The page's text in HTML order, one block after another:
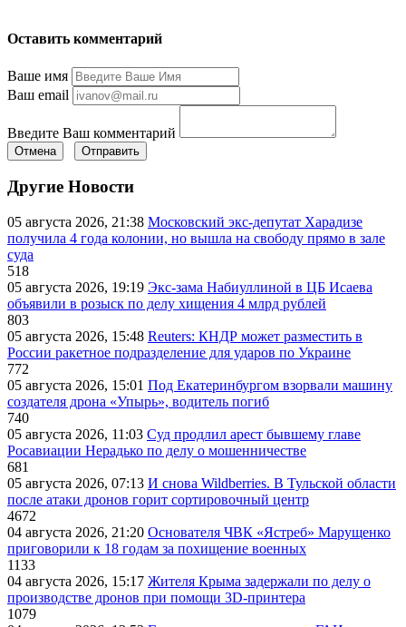
Оставить комментарий
Ваше имя
Ваш email
Введите Ваш комментарий
Отмена Отправить
Другие Новости
05 августа 2026, 21:38 Московский экс-депутат Харадизе
получила 4 года колонии, но вышла на свободу прямо в зале
суда
518
05 августа 2026, 19:19 Экс-зама Набиуллиной в ЦБ Исаева
объявили в розыск по делу хищения 4 млрд рублей
803
05 августа 2026, 15:48 Reuters: КНДР может разместить в
России ракетное подразделение для ударов по Украине
772
05 августа 2026, 15:01 Под Екатеринбургом взорвали машину
создателя дрона «Упырь», водитель погиб
740
05 августа 2026, 11:03 Суд продлил арест бывшему главе
Росавиации Нерадько по делу о мошенничестве
681
05 августа 2026, 07:13 И снова Wildberries. В Тульской области
после атаки дронов горит сортировочный центр
4672
04 августа 2026, 21:20 Основателя ЧВК «Ястреб» Марущенко
приговорили к 18 годам за похищение военных
1133
04 августа 2026, 15:17 Жителя Крыма задержали по делу о
производстве дронов при помощи 3D‑принтера
1079